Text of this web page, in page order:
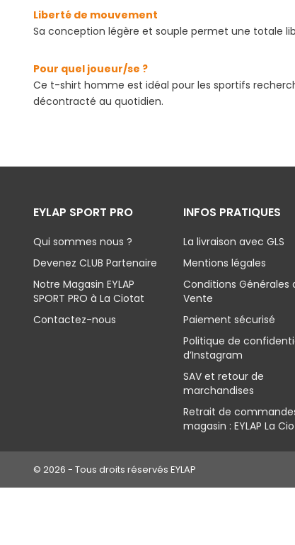
Liberté de mouvement
Sa conception légère et souple permet une totale
Pour quel joueur/se ?
Ce t-shirt homme est idéal pour les sportifs
décontracté au quotidien.
EYLAP SPORT PRO
Qui sommes nous ?
Devenez CLUB Partenaire
Notre Magasin EYLAP
SPORT PRO à La Ciotat
Contactez-nous
INFOS PRATIQUES
La livraison avec GLS
Mentions légales
Conditions Générales
Vente
Paiement sécurisé
Politique de
d’Instagram
SAV et retour de
marchandises
Retrait de
magasin : EYLAP La
© 2026 - Tous droits réservés EYLAP